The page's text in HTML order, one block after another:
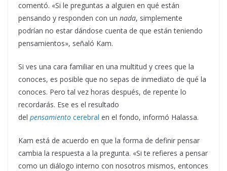
comentó. «Si le preguntas a alguien en qué están
pensando y responden con un nada, simplemente
podrían no estar dándose cuenta de que están teniendo
pensamientos», señaló Kam.
Si ves una cara familiar en una multitud y crees que la
conoces, es posible que no sepas de inmediato de qué la
conoces. Pero tal vez horas después, de repente lo
recordarás. Ese es el resultado
del pensamiento cerebral en el fondo, informó Halassa.
Kam está de acuerdo en que la forma de definir pensar
cambia la respuesta a la pregunta. «Si te refieres a pensar
como un diálogo interno con nosotros mismos, entonces